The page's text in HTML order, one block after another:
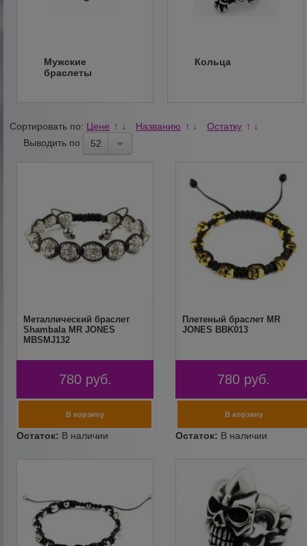
Мужские
браслеты
Кольца
Сортировать по: Цене ↑ ↓ Названию ↑ ↓ Остатку ↑ ↓
Выводить по 52
Металлический браслет
Shambala MR JONES
MBSMJ132
780 руб.
Плетеный браслет MR
JONES BBK013
780 руб.